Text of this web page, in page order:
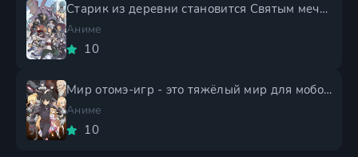
Старик из деревни становится Святым мечом 2 сезон
Аниме
10
Мир отомэ-игр - это тяжёлый мир для мобов 2 сезон
Аниме
10